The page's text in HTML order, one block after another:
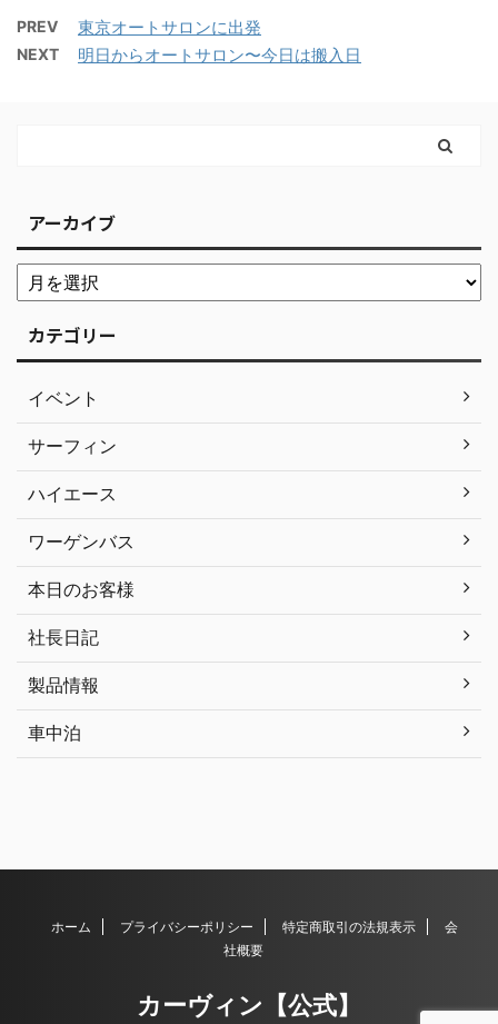
PREV 東京オートサロンに出発
NEXT 明日からオートサロン〜今日は搬入日
アーカイブ
カテゴリー
イベント
サーフィン
ハイエース
ワーゲンバス
本日のお客様
社長日記
製品情報
車中泊
ホーム プライバシーポリシー 特定商取引の法規表示
会
社概要
カーヴィン【公式】